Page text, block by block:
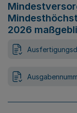
2026